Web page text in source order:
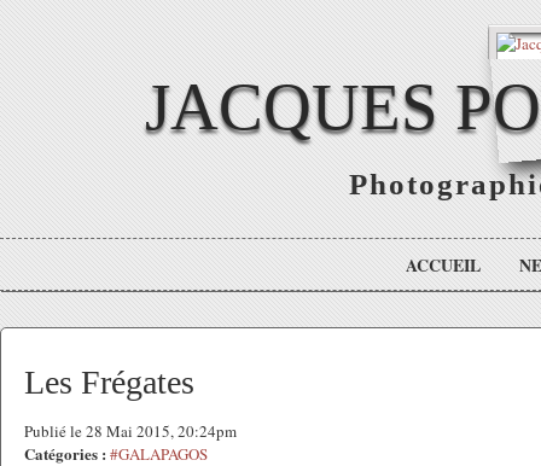
JACQUES
ACCUEIL
Les Frégates
Publié le 28 Mai 2015, 20:24pm
Catégories : #GALAPAGOS